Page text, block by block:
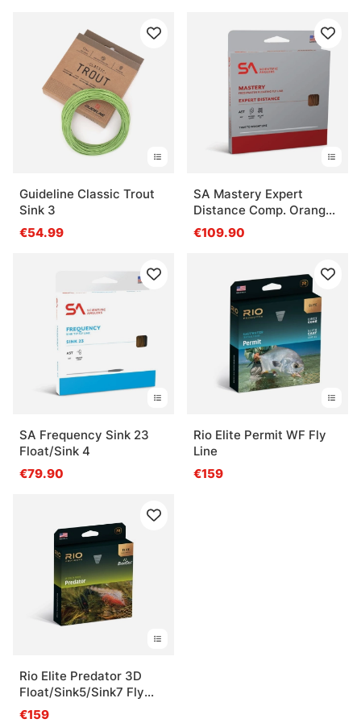
Guideline Classic Trout
Sink 3
€54.99
SA Mastery Expert
Distance Comp. Orange
Float # 5
€109.90
SA Frequency Sink 23
Float/Sink 4
€79.90
Rio Elite Permit WF Fly
Line
€159
Rio Elite Predator 3D
Float/Sink5/Sink7 Fly
Line
€159